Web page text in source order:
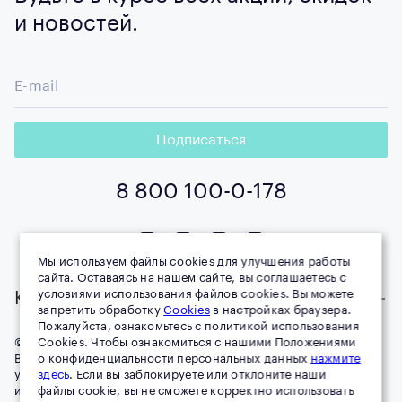
и новостей.
E-mail
Подписаться
8 800 100-0-178
Компания
© 1996–2026 MIRRA all rights reserved
Воспроизведение материалов данного сайта возможно при
условии обязательного размещения активной ссылки на
источник (mirra.ru).
Мы используем файлы cookies для улучшения работы
сайта. Оставаясь на нашем сайте, вы соглашаетесь с
условиями использования файлов cookies. Вы можете
запретить обработку Cookies в настройках браузера.
Пожалуйста, ознакомьтесь с политикой использования
Cookies. Чтобы ознакомиться с нашими Положениями
о конфиденциальности персональных данных нажмите
здесь. Если вы заблокируете или отклоните наши
файлы cookie, вы не сможете корректно использовать